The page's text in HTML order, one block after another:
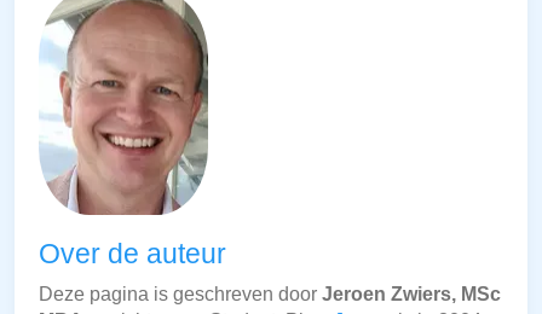
Over de auteur
Deze pagina is geschreven door Jeroen Zwiers, MSc